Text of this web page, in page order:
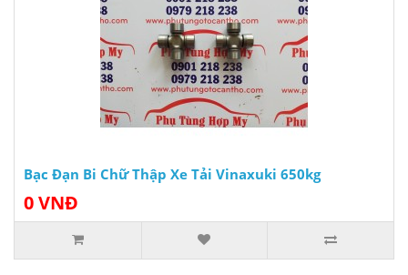
Bạc Đạn Bi Chữ Thập Xe Tải Vinaxuki 650kg
0 VNĐ